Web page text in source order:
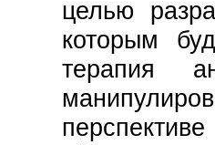
целью
которым
терапия